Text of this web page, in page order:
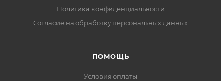
Политика конфиденциальности
Cогласие на обработку персональных данных
ПОМОЩЬ
Условия оплаты